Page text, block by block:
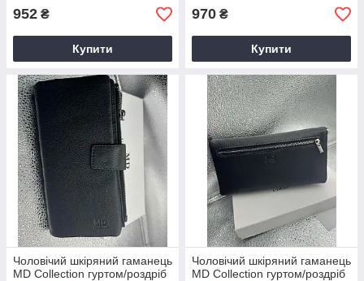
952 ₴
Купити
970 ₴
Купити
Чоловічий шкіряний гаманець
MD Collection гуртом/роздріб
Чоловічий шкіряний гаманець
MD Collection гуртом/роздріб